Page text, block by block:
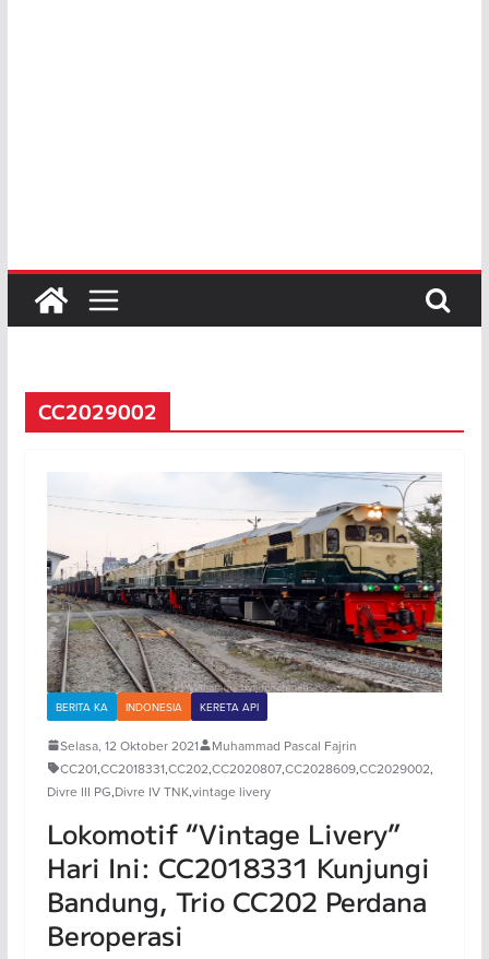
CC2029002
BERITA KA INDONESIA KERETA API
Selasa, 12 Oktober 2021
Muhammad Pascal Fajrin
CC201,CC2018331,CC202,CC2020807,CC2028609,CC2029002,
Divre III PG,Divre IV TNK,vintage livery
Lokomotif “Vintage Livery”
Hari Ini: CC2018331 Kunjungi
Bandung, Trio CC202 Perdana
Beroperasi